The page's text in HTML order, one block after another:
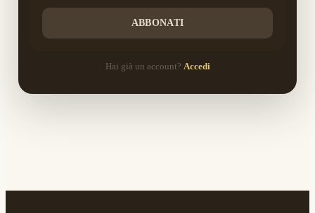
ABBONATI
Hai già un account? Accedi